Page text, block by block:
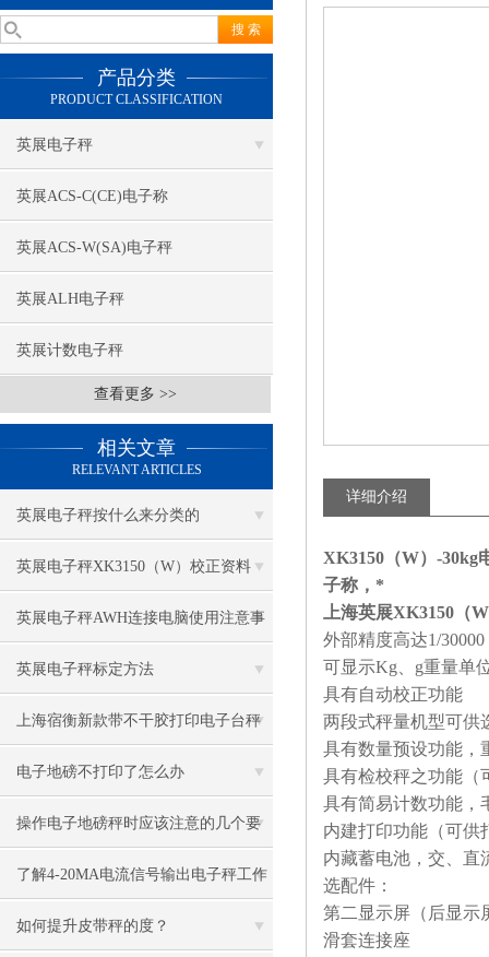
产品分类
PRODUCT CLASSIFICATION
英展电子秤
英展ACS-C(CE)电子称
英展ACS-W(SA)电子秤
英展ALH电子秤
英展计数电子秤
查看更多 >>
相关文章
RELEVANT ARTICLES
英展电子秤按什么来分类的
英展电子秤XK3150（W）校正资料
英展电子秤AWH连接电脑使用注意事
项
英展电子秤标定方法
上海宿衡新款带不干胶打印电子台秤
特色
电子地磅不打印了怎么办
操作电子地磅秤时应该注意的几个要
点
了解4-20MA电流信号输出电子秤工作
原理
如何提升皮带秤的度？
详细介绍
XK3150（W）-30kg
子称，*
上海英展XK3150（
外部精度高达1/
可显示Kg、g重量单
具有自动校正功能
两段式秤量机型可供
具有数量预设功能，
具有检校秤之功能（
具有简易计数功能，
内建打印功能（可供
内藏蓄电池，交、直
选配件：
第二显示屏（后显示
滑套连接座